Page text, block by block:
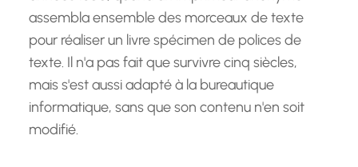
assembla ensemble des morceaux de texte
pour réaliser un livre spécimen de polices de
texte. Il n'a pas fait que survivre cinq siècles,
mais s'est aussi adapté à la bureautique
informatique, sans que son contenu n'en soit
modifié.